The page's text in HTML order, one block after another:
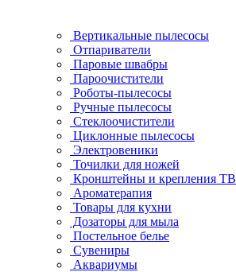
Вертикальные пылесосы
Отпариватели
Паровые швабры
Пароочистители
Роботы-пылесосы
Ручные пылесосы
Стеклоочистители
Циклонные пылесосы
Электровеники
Точилки для ножей
Кронштейны и крепления ТВ
Ароматерапия
Товары для кухни
Дозаторы для мыла
Постельное белье
Сувениры
Аквариумы